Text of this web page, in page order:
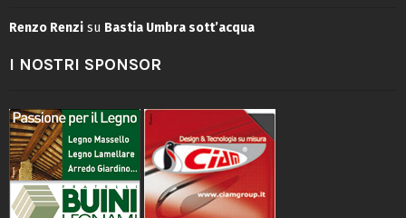
Renzo Renzi su Bastia Umbra sott’acqua
I NOSTRI SPONSOR